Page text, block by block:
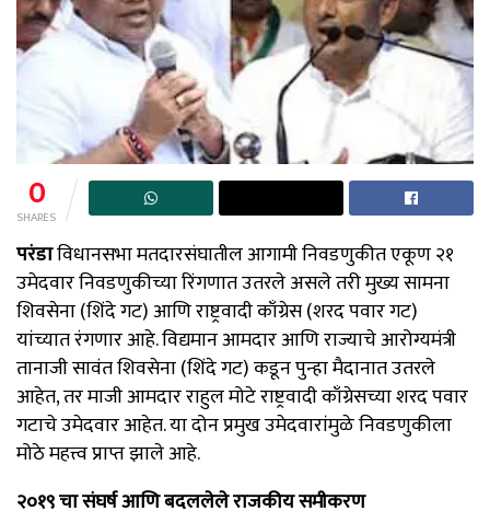
0
SHARES
परंडाविधानसभा मतदारसंघातील आगामी निवडणुकीत एकूण २१
उमेदवार निवडणुकीच्या रिंगणात उतरले असले तरी मुख्य सामना
शिवसेना (शिंदे गट) आणि राष्ट्रवादी काँग्रेस (शरद पवार गट)
यांच्यात रंगणार आहे. विद्यमान आमदार आणि राज्याचे आरोग्यमंत्री
तानाजी सावंत शिवसेना (शिंदे गट) कडून पुन्हा मैदानात उतरले
आहेत, तर माजी आमदार राहुल मोटे राष्ट्रवादी काँग्रेसच्या शरद पवार
गटाचे उमेदवार आहेत. या दोन प्रमुख उमेदवारांमुळे निवडणुकीला
मोठे महत्त्व प्राप्त झाले आहे.
२०१९ चा संघर्ष आणि बदललेले राजकीय समीकरण